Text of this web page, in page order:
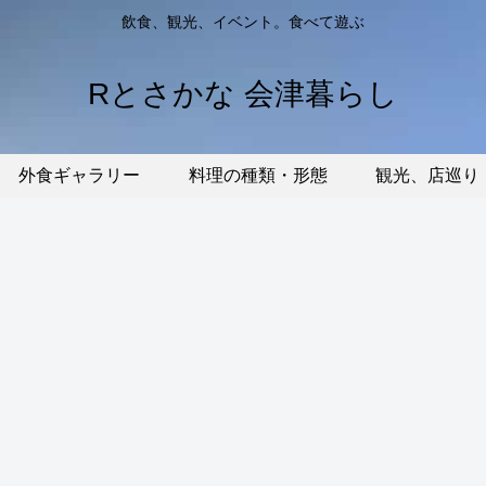
飲食、観光、イベント。食べて遊ぶ
Rとさかな 会津暮らし
外食ギャラリー 料理の種類・形態 観光、店巡り